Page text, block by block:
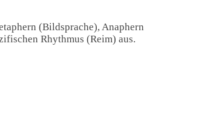
(Bildsprache), Anaphern
Rhythmus (Reim) aus.